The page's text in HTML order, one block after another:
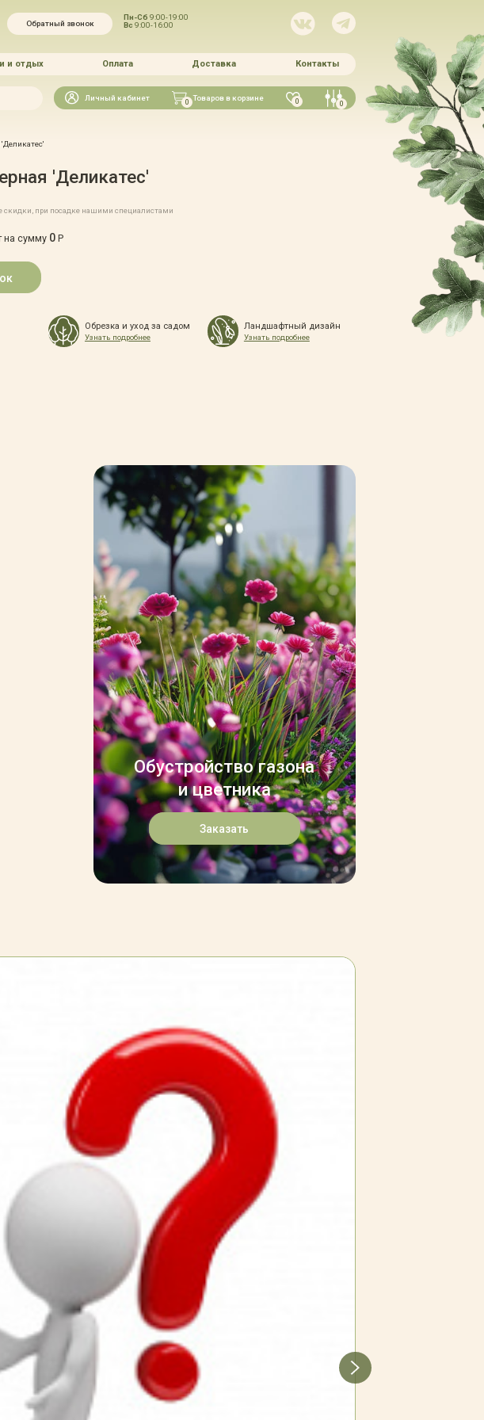
Обратный звонок
Пн-Сб9:00-19:00
Вс9:00-16:00
и отдых Оплата Доставка Контакты
Искать
Личный кабинет 0 Товаров в корзине 0 0
'Деликатес'
скидки, при посадке нашими специалистами
на сумму 0Р
Обрезка и уход за садом
Узнать подробнее
Ландшафтный дизайн
Узнать подробнее
Обустройство газона
и цветника
Заказать